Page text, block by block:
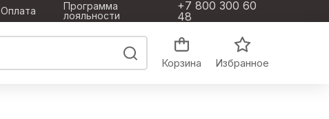
Оплата
Программа
лояльности
+7 800 300 60
48
Корзина Избранное